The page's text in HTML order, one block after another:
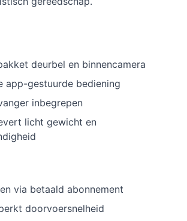
deurbel en binnencamera
app-gestuurde bediening
inbegrepen
licht gewicht en
via betaald abonnement
doorvoersnelheid